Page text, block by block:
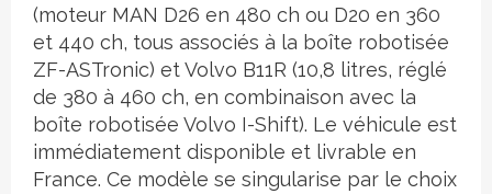
(moteur MAN D26 en 480 ch ou D20 en 360
et 440 ch, tous associés à la boîte robotisée
ZF-ASTronic) et Volvo B11R (10,8 litres, réglé
de 380 à 460 ch, en combinaison avec la
boîte robotisée Volvo I-Shift). Le véhicule est
immédiatement disponible et livrable en
France. Ce modèle se singularise par le choix